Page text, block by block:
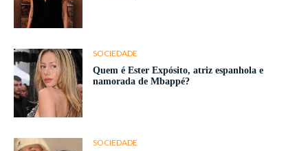
SOCIEDADE
Quem é Ester Expósito, atriz espanhola e
namorada de Mbappé?
SOCIEDADE